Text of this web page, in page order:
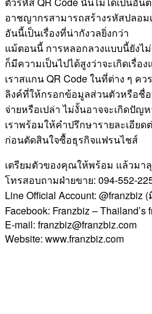
อาชญากรสามารถสร้างรหัสปลอ
อันนี้เป็นเรื่องที่น่ากังวลยิ่งกว่า
แม้ตอนนี้ การหลอกลวงแบบนี้ยังไ
ก็มีความเป็นไปได้สูงว่าจะเกิดเรื่
เราสแกน QR Code ในที่ต่าง ๆ ค
ลิงค์ที่ให้กรอกข้อมูลส่วนตัวหรือชื่
จ่ายหรือเปล่า ไม่งั้นอาจจะเกิดปัญ
เราพร้อมให้คำปรึกษารายละเอีย
ก่อนตัดสินใจซื้อธุรกิจแฟรนไชส์
เตรียมตัวของคุณให้พร้อม แล้วมา
โทรสอบถามฝ่ายขาย: 094-552-
Line Official Account: @franzbiz (
Facebook: Franzbiz – Thailand’s
E-mail: franzbiz@franzbiz.com
Website: www.franzbiz.com